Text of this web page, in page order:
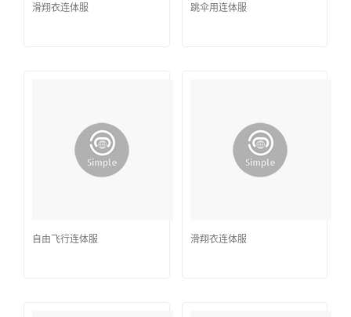
滑翔衣连体服 跳伞用连体服
自由飞行连体服 滑翔衣连体服